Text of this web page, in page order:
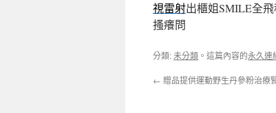
視雷射出櫃姐SMILE全
搔癢問
分類:未分類 。這篇內容的永久連
← 贈品提供運動野生丹參粉治療